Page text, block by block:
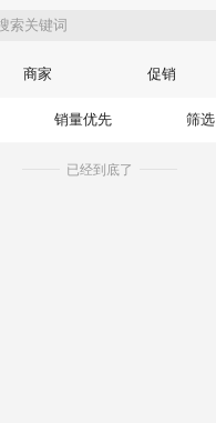
商家 促销
销量优先 筛选
已经到底了